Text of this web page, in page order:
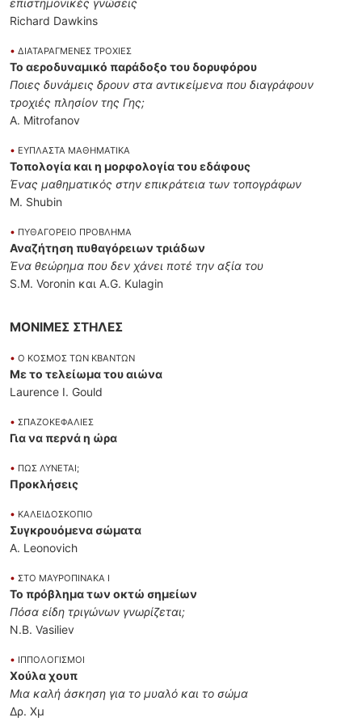
επιστημονικές γνώσεις
Richard Dawkins
• ΔΙΑΤΑΡΑΓΜΕΝΕΣ ΤΡΟΧΙΕΣ
Το αεροδυναμικό παράδοξο του δορυφόρου
Ποιες δυνάμεις δρουν στα αντικείμενα που διαγράφουν
τροχιές πλησίον της Γης;
A. Mitrofanov
• ΕΥΠΛΑΣΤΑ ΜΑΘΗΜΑΤΙΚΑ
Τοπολογία και η μορφολογία του εδάφους
Ένας μαθηματικός στην επικράτεια των τοπογράφων
Μ. Shubin
• ΠΥΘΑΓΟΡΕΙΟ ΠΡΟΒΛΗΜΑ
Αναζήτηση πυθαγόρειων τριάδων
Ένα θεώρημα που δεν χάνει ποτέ την αξία του
S.M. Voronin και A.G. Kulagin
ΜΟΝΙΜΕΣ ΣΤΗΛΕΣ
• Ο ΚΟΣΜΟΣ ΤΩΝ ΚΒΑΝΤΩΝ
Με το τελείωμα του αιώνα
Laurence I. Gould
• ΣΠΑΖΟΚΕΦΑΛΙΕΣ
Για να περνά η ώρα
• ΠΩΣ ΛΥΝΕΤΑΙ;
Προκλήσεις
• ΚΑΛΕΙΔΟΣΚΟΠΙΟ
Συγκρουόμενα σώματα
A. Leonovich
• ΣΤΟ ΜΑΥΡΟΠΙΝΑΚΑ Ι
Το πρόβλημα των οκτώ σημείων
Πόσα είδη τριγώνων γνωρίζεται;
N.B. Vasiliev
• ΙΠΠΟΛΟΓΙΣΜΟΙ
Χούλα χουπ
Μια καλή άσκηση για το μυαλό και το σώμα
Δρ. Χμ